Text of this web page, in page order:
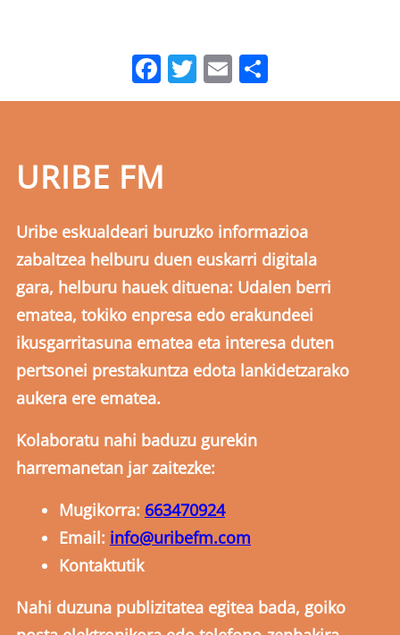
Facebook
Twitter
Email
URIBE FM
Uribe eskualdeari buruzko informazioa
zabaltzea helburu duen euskarri digitala
gara, helburu hauek dituena: Udalen berri
ematea, tokiko enpresa edo erakundeei
ikusgarritasuna ematea eta interesa duten
pertsonei prestakuntza edota lankidetzarako
aukera ere ematea.
Kolaboratu nahi baduzu gurekin
harremanetan jar zaitezke:
Mugikorra: 663470924
Email: info@uribefm.com
Kontaktutik
Nahi duzuna publizitatea egitea bada, goiko